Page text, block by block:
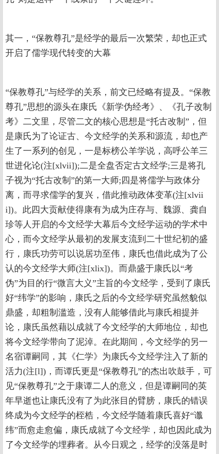
其一，“保教尊孔”是经学的最后一次繁荣，却也正式
开启了儒学现代转变的大幕
“保教尊孔”与经学的关系，前文已经略有提及。“保教
尊孔”思想的源头在康氏《新学伪经考》、《孔子改制
考》二文里，尽管二文的核心思想是“托古改制”，但
是康氏为了论证古、今文经学的关系和源流，却也产
生了一系列的创见，一是标榜公羊学说，高呼公羊三
世进化论(注[xlvii]);二是全盘否定古文经学;三是将孔
子视为“托古改制”的第一大师;四是将儒学与政体分
离，而寻求儒学的复兴，借此推动政体变革(注[xlvii
i])。此四大贡献使得康有为成为庄存与、魏源、龚自
珍等人开启的今文经学大幕后今文经学运动的学术中
心，而今文经学从最初的发展支流到二十世纪初的盛
行，康氏功劳可以说居功至伟，康氏也借此成为了公
认的今文经学大师(注[xlix])。而鼎盛于康氏以“考
伪”为目的行“微言大义”主旨的今文经学，受到了康氏
好“纬学”的影响，康氏之后的今文经学研究虽然貌似
鼎盛，却粗制滥造，没有人能够借此与康氏相提并
论，康氏虽然藉以成就了今文经学的大师地位，却也
将今文经学带向了泥淖。在此期间，今文经学的另一
名宿谭嗣同，其《仁学》为康氏今文经学注入了新的
活力(注[l])，而谭氏更是“保教尊孔”的杰出吹鼓手，可
见“保教尊孔”之于康谭二人的意义，但是谭嗣同的英
年早逝也让康氏没有了为此张目的臂膀，康氏的错误
终成为今文经学的桎梏，今文经学随着康氏喜好“谶
纬”而愈走愈偏，康氏成就了今文经学，却也因此成为
了今文经学的埋葬者。从今日观之，经学的没落是时